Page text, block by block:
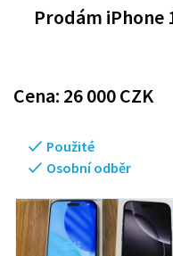
Prodám iPhone
Cena: 26 000CZK
Použité
Osobní odběr